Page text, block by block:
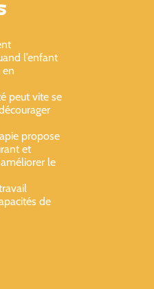
l’enfant
en
peut vite se
propose
et
le
de